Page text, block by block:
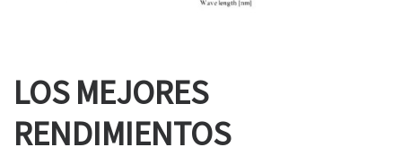
LOS MEJORES
RENDIMIENTOS